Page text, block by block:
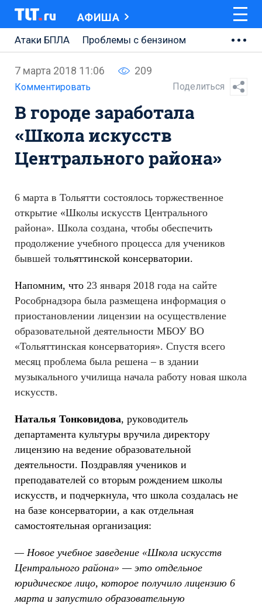
АФИША
Атаки БПЛА
Проблемы с бензином
Ремонт Центральной площади
Ремонт Обводного шоссе
Набережная Тольятти
Неделя Тольятти
7 марта 2018 11:06 209
Комментировать Поделиться
В городе заработала
«Школа искусств
Центрального района»
6 марта в Тольятти состоялось торжественное
открытие «Школы искусств Центрального
района». Школа создана, чтобы обеспечить
продолжение учебного процесса для учеников
бывшей тольяттинской консерватории.
Напомним, что 23 января 2018 года на сайте
Рособрнадзора была размещена информация о
приостановлении лицензии на осуществление
образовательной деятельности МБОУ ВО
«Тольяттинская консерватория». Спустя всего
месяц проблема была решена – в здании
музыкального училища начала работу новая школа
искусств.
Наталья Тонковидова, руководитель
департамента культуры вручила директору
лицензию на ведение образовательной
деятельности. Поздравляя учеников и
преподавателей со вторым рождением школы
искусств, и подчеркнула, что школа создалась не
на базе консерватории, а как отдельная
самостоятельная организация:
— Новое учебное заведение «Школа искусств
Центрального района» — это отдельное
юридическое лицо, которое получило лицензию 6
марта и запустило образовательную